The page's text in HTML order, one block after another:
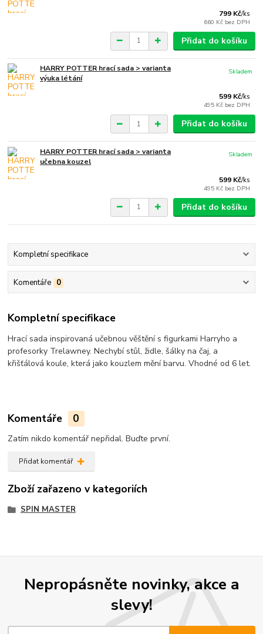
799 Kč/ks
660 Kč bez DPH
Přidat do košíku
HARRY POTTER hrací sada > varianta
výuka létání
599 Kč/ks
495 Kč bez DPH
Skladem
Přidat do košíku
HARRY POTTER hrací sada > varianta
učebna kouzel
599 Kč/ks
495 Kč bez DPH
Skladem
Přidat do košíku
Kompletní specifikace
Komentáře 0
Kompletní specifikace
Hrací sada inspirovaná učebnou věštění s figurkami Harryho a
profesorky Trelawney. Nechybí stůl, židle, šálky na čaj, a
křišťálová koule, která jako kouzlem mění barvu. Vhodné od 6 let.
Komentáře 0
Zatím nikdo komentář nepřidal. Buďte první.
Přidat komentář
Zboží zařazeno v kategoriích
SPIN MASTER
Nepropásněte novinky, akce a
slevy!